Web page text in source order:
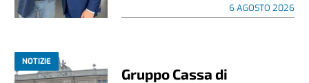
6 AGOSTO 2026
NOTIZIE
Gruppo Cassa di